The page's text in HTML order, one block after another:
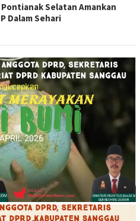
Selatan Amankan
Dalam Sehari